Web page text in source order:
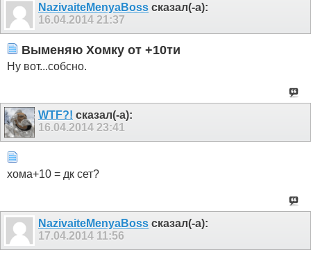
NazivaiteMenyaBoss сказал(-а):
16.04.2014 21:37
Выменяю Хомку от +10ти
Ну вот...собсно.
WTF?! сказал(-а):
16.04.2014 23:41
хома+10 = дк сет?
NazivaiteMenyaBoss сказал(-а):
17.04.2014 11:56